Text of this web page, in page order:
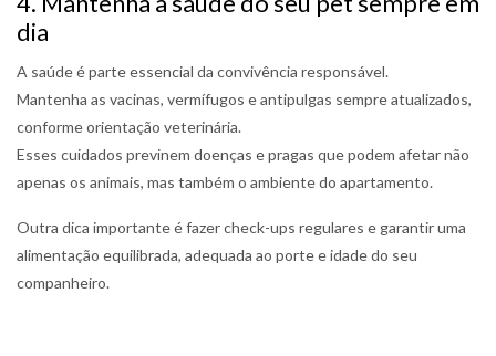
dia
A saúde é parte essencial da convivência responsável.
Mantenha as vacinas, vermífugos e antipulgas sempre atualizados,
conforme orientação veterinária.
Esses cuidados previnem doenças e pragas que podem afetar não
apenas os animais, mas também o ambiente do apartamento.
Outra dica importante é fazer check-ups regulares e garantir uma
alimentação equilibrada, adequada ao porte e idade do seu
companheiro.